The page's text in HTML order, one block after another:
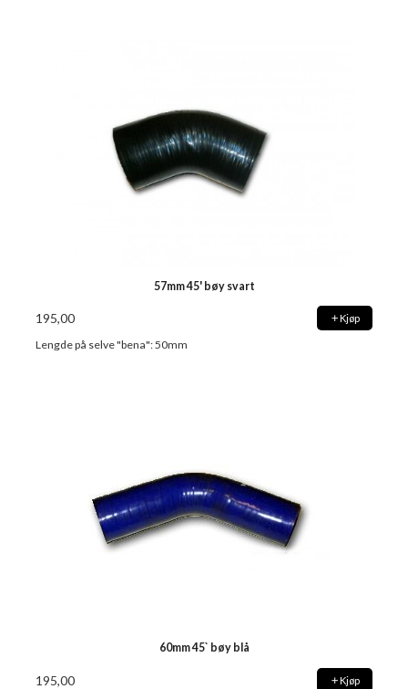
57mm 45' bøy svart
195,00 Kjøp
Lengde på selve "bena": 50mm
60mm 45` bøy blå
195,00 Kjøp